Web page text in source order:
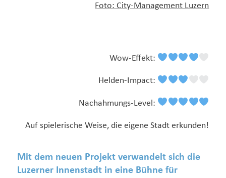
Foto: City-Management Luzern
Wow-Effekt:
Helden-Impact:
Nachahmungs-Level:
Auf spielerische Weise, die eigene Stadt erkunden!
Mit dem neuen Projekt verwandelt sich die
Luzerner Innenstadt in eine Bühne für